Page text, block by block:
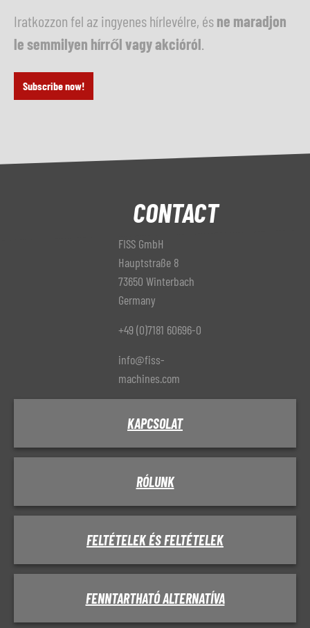
Iratkozzon fel az ingyenes hírlevélre, ésne maradjon
le semmilyen hírről vagy akcióról
Subscribe now!
CONTACT
FISS GmbH
Hauptstraße 8
73650 Winterbach
Germany
+49 (0)7181 60696-0
info@fiss-
machines.com
KAPCSOLAT
RÓLUNK
FELTÉTELEK ÉS FELTÉTELEK
FENNTARTHATÓ ALTERNATÍVA